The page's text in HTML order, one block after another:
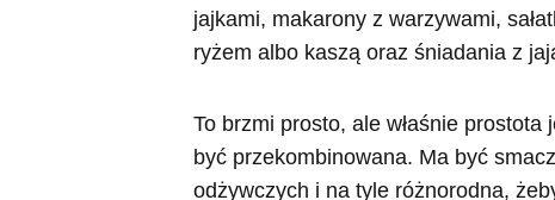
jajkami, makarony z warzywami,
ryżem albo kaszą oraz śniadania z
To brzmi prosto, ale właśnie
być przekombinowana. Ma być
odżywczych i na tyle różnorodna,